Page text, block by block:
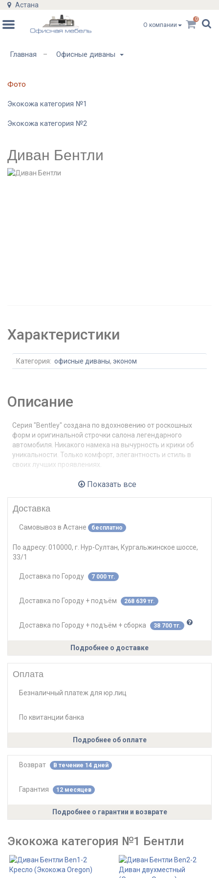
Астана
О компании
0
Главная – Офисные диваны
Фото
Экокожа категория №1
Экокожа категория №2
Диван Бентли
Характеристики
Категория: офисные диваны, эконом
Описание
Серия "Bentley" создана по вдохновению от роскошных
форм и оригинальной строчки салона легендарного
автомобиля. Никакого намека на вычурность и крики об
уникальности. Только комфорт, элегантность и стиль в
своих лучших проявлениях.
березовая фанера 12 мм, брус хвойный, ДВП,
пенополиуретан 25/35, периотек. Опоры - надежные
металлические из квадратной трубы 30*30, высотой 140
Показать все
Доставка
Самовывоз в Астане бесплатно
По адресу: 010000, г. Нур-Султан, Кургальжинское шоссе,
33/1
Доставка по Городу 7 000 тг.
Доставка по Городу + подъём 268 639 тг.
Доставка по Городу + подъём + сборка 38 700 тг.
Подробнее о доставке
Оплата
Безналичный платеж для юр.лиц
По квитанции банка
Подробнее об оплате
Возврат В течение 14 дней
Гарантия 12 месяцев
Подробнее о гарантии и возврате
Экокожа категория №1 Бентли